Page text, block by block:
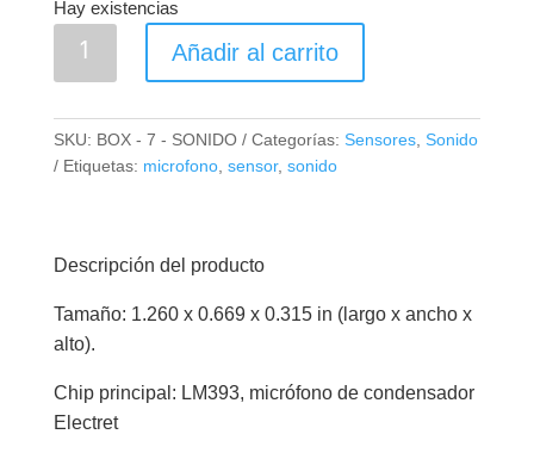
Hay existencias
Módulo
de
cantidad
Añadir al carrito
SKU: BOX - 7 - SONIDO Categorías: Sensores, Sonido
Etiquetas: microfono, sensor, sonido
Descripción del producto
Tamaño: 1.260 x 0.669 x 0.315 in (largo x ancho x
alto).
Chip principal: LM393, micrófono de condensador
Electret